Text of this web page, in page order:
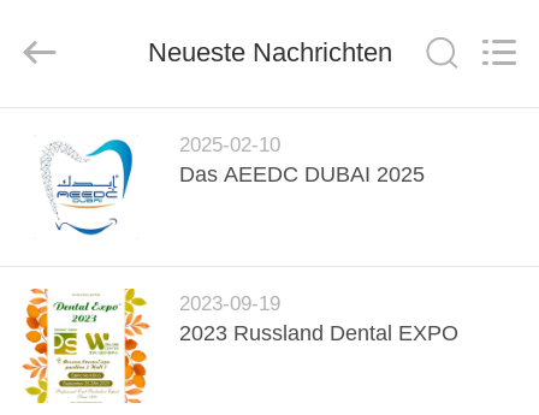
PRODUKTE
VIDEOS
ÜBER
UNS
CENTER.
Neueste Nachrichten
2025-02-10
Das AEEDC DUBAI 2025
2023-09-19
2023 Russland Dental EXPO